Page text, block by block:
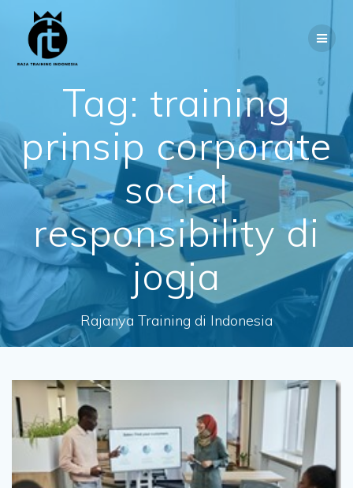
Tag: training
prinsip corporate
social
responsibility di
jogja
Rajanya Training di Indonesia